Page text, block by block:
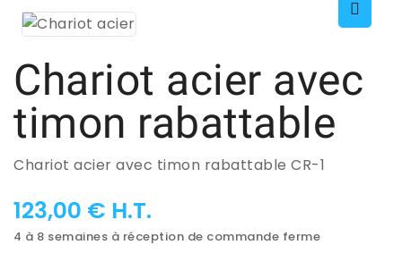
Chariot acier avec
timon rabattable
Chariot acier avec timon rabattable CR-1
123,00 € H.T.
4 à 8 semaines à réception de commande ferme